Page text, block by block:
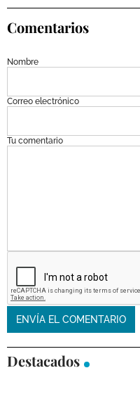
Comentarios
Nombre
Correo electrónico
Tu comentario
Destacados